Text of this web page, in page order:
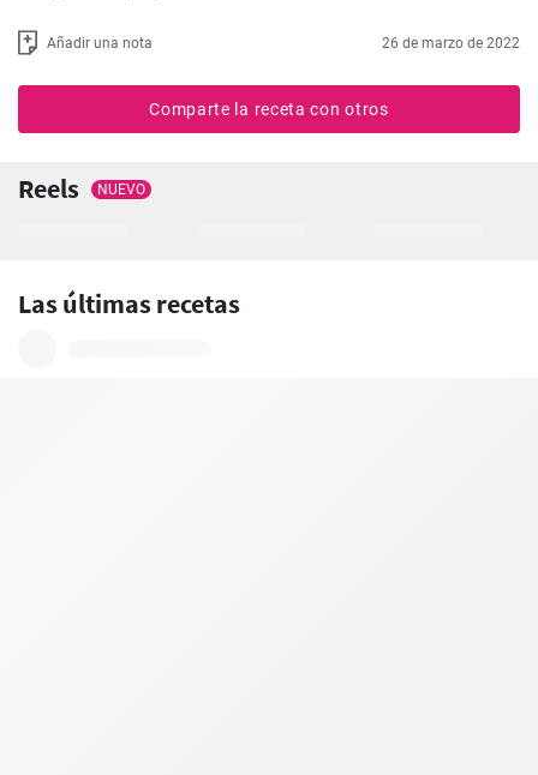
Añadir una nota 26 de marzo de 2022
Comparte la receta con otros
Reels NUEVO
Las últimas recetas